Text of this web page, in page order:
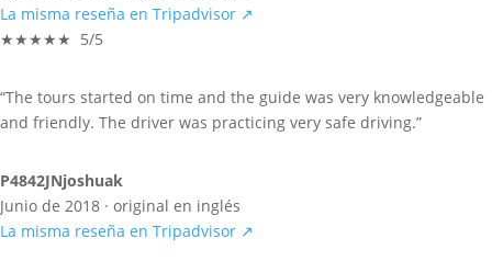
La misma reseña en Tripadvisor ↗
★★★★★ 5/5
“The tours started on time and the guide was very knowledgeable
and friendly. The driver was practicing very safe driving.”
P4842JNjoshuak
Junio de 2018 · original en inglés
La misma reseña en Tripadvisor ↗